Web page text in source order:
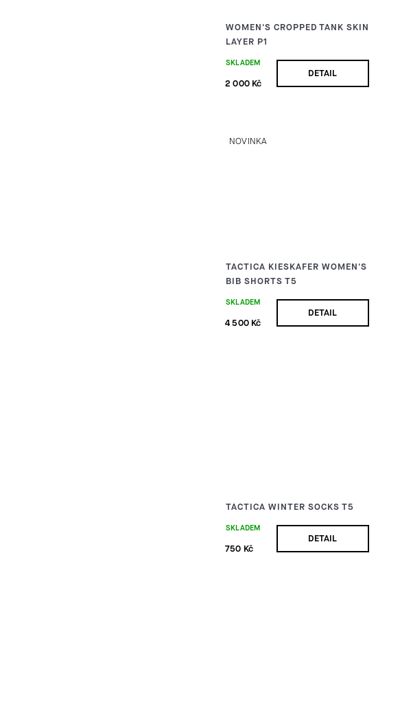
WOMEN'S CROPPED TANK SKIN
LAYER P1
SKLADEM
2 000 Kč
DETAIL
NOVINKA
TACTICA KIESKAFER WOMEN'S
BIB SHORTS T5
SKLADEM
4 500 Kč
DETAIL
TACTICA WINTER SOCKS T5
SKLADEM
750 Kč
DETAIL